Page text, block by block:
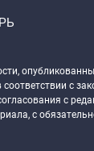
соответствии с
с
с